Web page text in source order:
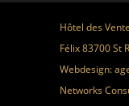
Hôtel des
Félix 83700 St
Webdesign:
Networks